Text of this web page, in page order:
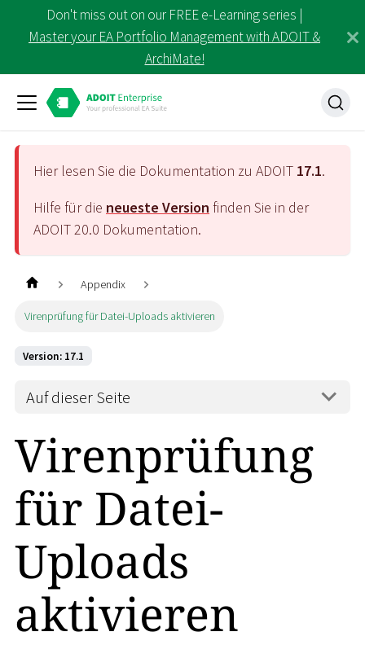
Don't miss out on our FREE e-Learning series |
Master your EA Portfolio Management with ADOIT &
ArchiMate!
Hier lesen Sie die Dokumentation zu ADOIT 17.1.
Hilfe für die neueste Version finden Sie in der
ADOIT20.0 Dokumentation.
Appendix
Virenprüfung für Datei-Uploads aktivieren
Version: 17.1
Auf dieser Seite
Virenprüfung
für Datei-
Uploads
aktivieren